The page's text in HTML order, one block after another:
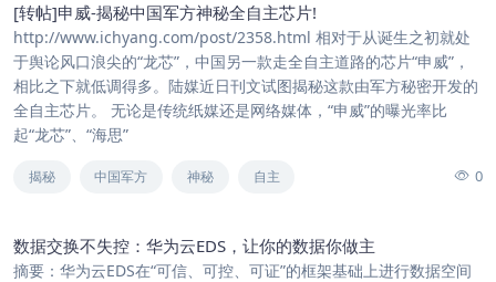
[转帖]申威-揭秘中国军方神秘全自主芯片!
http://www.ichyang.com/post/2358.html 相对于从诞生之初就处
于舆论风口浪尖的“龙芯”，中国另一款走全自主道路的芯片“申威”，
相比之下就低调得多。陆媒近日刊文试图揭秘这款由军方秘密开发的
全自主芯片。 无论是传统纸媒还是网络媒体，“申威”的曝光率比
起“龙芯”、“海思”
揭秘 中国军方 神秘 自主 0
数据交换不失控：华为云EDS，让你的数据你做主
摘要：华为云EDS在“可信、可控、可证”的框架基础上进行数据空间